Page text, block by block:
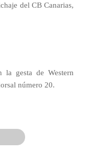
del CB Canarias,
gesta de Western
número 20.